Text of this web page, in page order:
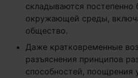
складываются постепенно
окружающей среды,
общество.
Даже кратковременные
разъяснения принципов
способностей, поощрения